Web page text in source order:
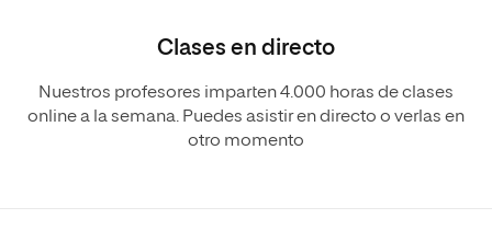
Clases en directo
Nuestros profesores imparten 4.000 horas de clases
online a la semana. Puedes asistir en directo o verlas en
otro momento